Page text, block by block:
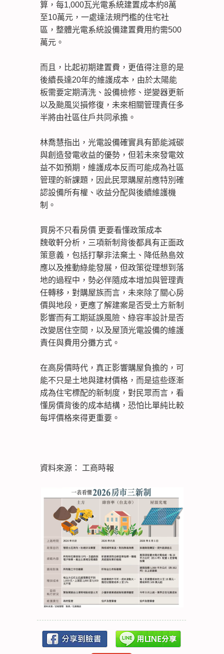
算，每1,000瓦光電系統建置成本約8萬
至10萬元，一處達法規門檻的住宅社
區，整體光電系統設備建置費用約需500
萬元。
而且，比起初期建置費，更值得注意的是
後續長達20年的維護成本，由於太陽能
板需要定期清洗、設備檢修、逆變器更新
以及颱風災損修復，未來相關管理責任多
半將由社區住戶共同承擔。
林喬慧指出，光電設備確實具有節能減碳
與創造發電收益的優勢，但若未來發電效
益不如預期，維護成本反而可能成為社區
管理的新課題，因此民眾購屋前應特別確
認設備所有權、收益分配與後續維護機
制。
買房不只看房價 更要看懂政策成本
魏敬軒分析，三項新制背後都具有正面政
策意義，包括打擊非法棄土、降低熱島效
應以及推動綠能發展，但政策從理想到落
地的過程中，勢必伴隨成本增加與管理責
任轉移，對購屋族而言，未來除了關心房
價與地段，更應了解建案是否受土方新制
影響而有工期延誤風險、綠容率設計是否
改變居住空間，以及屋頂光電設備的維護
責任與費用分攤方式。
在高房價時代，真正影響購屋負擔的，可
能不只是土地與建材價格，而是這些逐漸
成為住宅標配的新制度，對民眾而言，看
懂房價背後的成本結構，恐怕比單純比較
每坪價格來得更重要。
資料來源： 工商時報